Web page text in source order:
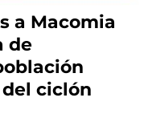
a Macomia
de
ciclón